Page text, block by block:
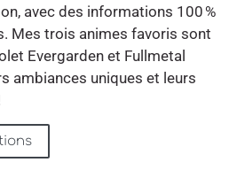
avec des informations 100 %
Mes trois animes favoris sont
Evergarden et Fullmetal
ambiances uniques et leurs